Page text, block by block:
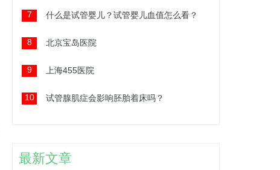
7 什么是试管婴儿？试管婴儿血值怎么看？
8 北京宝岛医院
9 上海455医院
10 试管腺肌症会影响胚胎着床吗？
最新文章